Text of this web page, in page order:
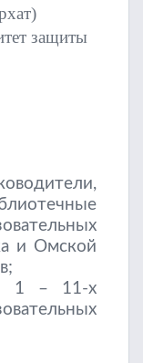
защиты
и Омской
1 – 11-х